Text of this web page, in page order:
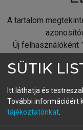
A tartalom
Új felhasználóként
A regisztráció után
SÜTIK
Itt láthatja és
További információért
tájékoztatónkat